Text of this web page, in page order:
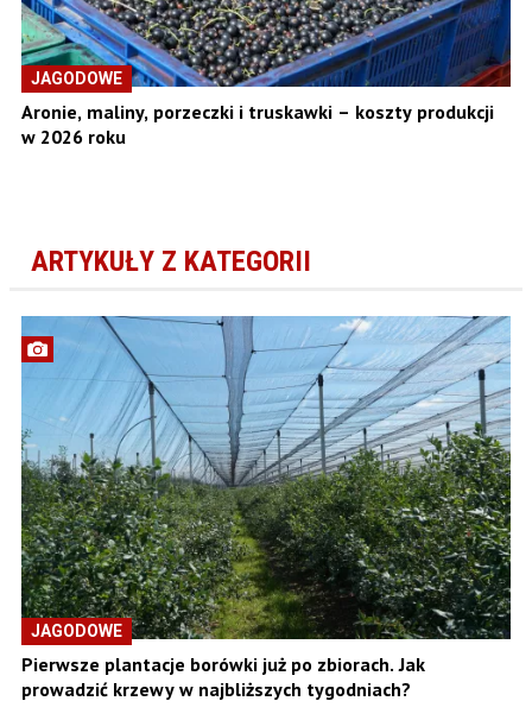
JAGODOWE
Aronie, maliny, porzeczki i truskawki – koszty produkcji
w 2026 roku
ARTYKUŁY Z KATEGORII
JAGODOWE
Pierwsze plantacje borówki już po zbiorach. Jak
prowadzić krzewy w najbliższych tygodniach?